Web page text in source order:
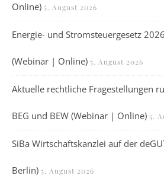
Online) 5. August 2026
Energie- und Stromsteuergesetz
(Webinar | Online) 5. August 2026
Aktuelle rechtliche Fragestellungen
BEG und BEW (Webinar | Online) 5.
SiBa Wirtschaftskanzlei auf der
Berlin) 5. August 2026